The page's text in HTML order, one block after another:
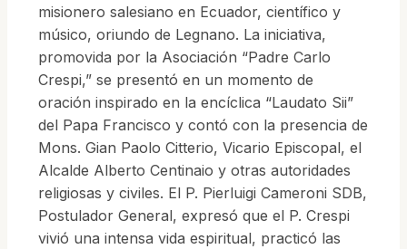
misionero salesiano en Ecuador, científico y
músico, oriundo de Legnano. La iniciativa,
promovida por la Asociación “Padre Carlo
Crespi,” se presentó en un momento de
oración inspirado en la encíclica “Laudato Sii”
del Papa Francisco y contó con la presencia de
Mons. Gian Paolo Citterio, Vicario Episcopal, el
Alcalde Alberto Centinaio y otras autoridades
religiosas y civiles. El P. Pierluigi Cameroni SDB,
Postulador General, expresó que el P. Crespi
vivió una intensa vida espiritual, practicó las